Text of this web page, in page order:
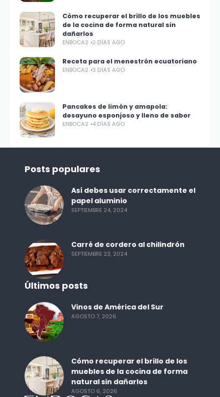
Cómo recuperar el brillo de los muebles
de la cocina de forma natural sin
dañarlos
ENBOCA2 2 DÍAS AGO
Receta para el menestrón ecuatoriano
ENBOCA2 3 DÍAS AGO
Pancakes de limón y amapola:
desayuno esponjoso y lleno de sabor
ENBOCA2 4 DÍAS AGO
Posts populares
Así debes usar correctamente el
papel aluminio
SEPTIEMBRE 24, 2024
Carré de cordero al chilindrón
SEPTIEMBRE 23, 2024
Últimos posts
Vinos de América del Sur
AGOSTO 7, 2026
Cómo recuperar el brillo de los
muebles de la cocina de forma
natural sin dañarlos
AGOSTO 6, 2026